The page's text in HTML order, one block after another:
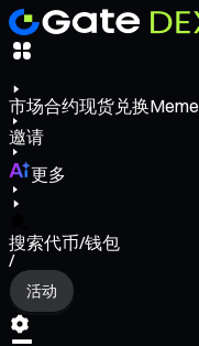
市场合约现货兑换Meme
邀请
更多
搜索代币/钱包
/
活动